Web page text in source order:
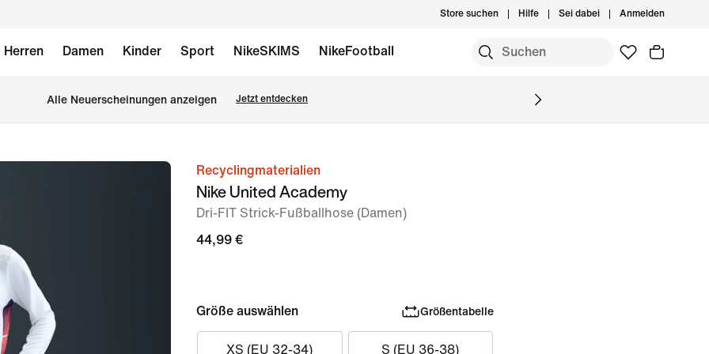
Store suchen Hilfe Sei dabei Anmelden
Herren Damen Kinder Sport NikeSKIMS NikeFootball
Alle Neuerscheinungen anzeigen Jetzt entdecken
Bild 1Recyclingmaterialien
Nike United Academy
Dri-FIT Strick-Fußballhose (Damen)
44,99 €
Größe auswählen Größentabelle
XS (EU 32-34) S (EU 36-38)